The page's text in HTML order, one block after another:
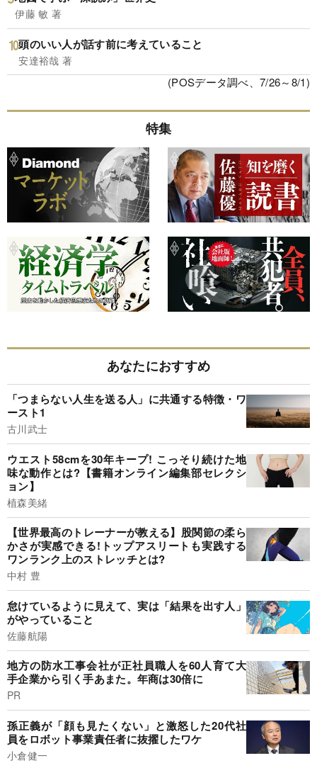
伊藤 敏 著
頭のいい人が話す前に考えていること
安達裕哉 著
(POSデータ調べ、7/26～8/1)
特集
あなたにおすすめ
「つまらない人生を送る人」に共通する特徴・ワ
ースト1
古川武士
ウエスト58cmを30年キープ! こっそり続けた地
味な動作とは?【書籍オンライン編集部セレクシ
ョン】
植森美緒
【世界最高のトレーナーが教える】股関節の柔ら
かさが実感できる!トップアスリートも実践する
ワンランク上のストレッチとは?
中村 豊
怠けているように見えて、実は「結果を出す人」
がやっていること
佐藤航陽
地方の防水工事会社が正社員職人を60人育て大
手企業から引く手あまた。年商は30倍に
PR
孫正義が「顔も見たくない」と激怒した20代社
員をロボット事業責任者に抜擢したワケ
小倉健一